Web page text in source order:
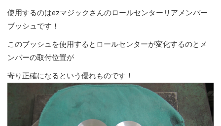
使用するのはezマジックさんのロールセンターリアメンバー
ブッシュです！
このブッシュを使用するとロールセンターが変化するのとメ
ンバーの取付位置が
寄り正確になるという優れものです！